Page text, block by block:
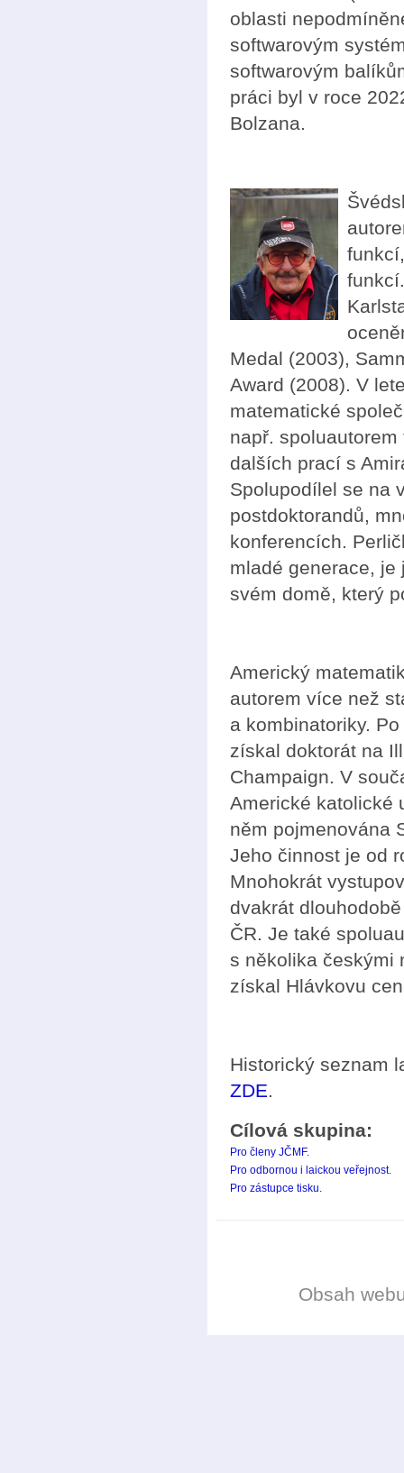
oblasti
softwarovým
softwarovým
práci byl v roce
Bolzana.
Medal (2003),
Award (2008). V
matematické
např.
dalších prací s
Spolupodílel se na
postdoktorandů,
konferencích.
mladé generace,
svém domě, který
Americký
autorem více než
a kombinatoriky.
získal doktorát na
Champaign. V
Americké katolické
něm pojmenována
Jeho činnost je od
Mnohokrát
dvakrát
ČR. Je také
s několika českými
získal Hlávkovu
Historický seznam
ZDE.
Cílová skupina:
Pro členy JČMF.
Pro odbornou i laickou veřejnost.
Pro zástupce tisku.
Obsah